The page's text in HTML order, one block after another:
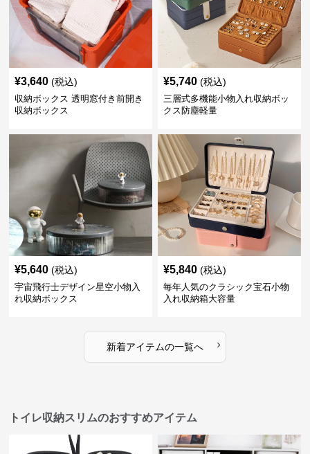
¥3,640 (税込)
収納ボックス 透明窓付き前開き
収納ボックス
¥5,740 (税込)
三層式多機能小物入れ収納ボッ
クス防塵軽量
¥5,640 (税込)
宇宙飛行士デザイン星空小物入
れ収納ボックス
¥5,840 (税込)
毎年人気のクラシック宝石小物
入れ収納箱大容量
新着アイテムの一覧へ ›
トイレ収納スリムのおすすめアイテム